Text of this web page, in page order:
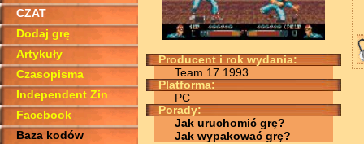
CZAT
Dodaj grę
Artykuły
Czasopisma
Independent Zin
Facebook
Baza kodów
Producent i rok wydania:
Team 17 1993
Platforma:
PC
Porady:
Jak uruchomić grę?
Jak wypakować grę?